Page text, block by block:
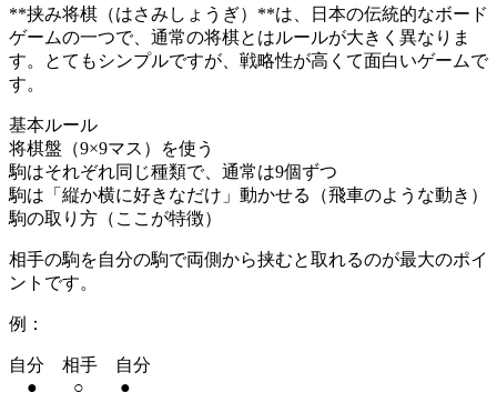
**挟み将棋（はさみしょうぎ）**は、日本の伝統的なボード
ゲームの一つで、通常の将棋とはルールが大きく異なりま
す。とてもシンプルですが、戦略性が高くて面白いゲームで
す。
基本ルール
将棋盤（9×9マス）を使う
駒はそれぞれ同じ種類で、通常は9個ずつ
駒は「縦か横に好きなだけ」動かせる（飛車のような動き）
駒の取り方（ここが特徴）
相手の駒を自分の駒で両側から挟むと取れるのが最大のポイ
ントです。
例：
自分 相手 自分
● ○ ●